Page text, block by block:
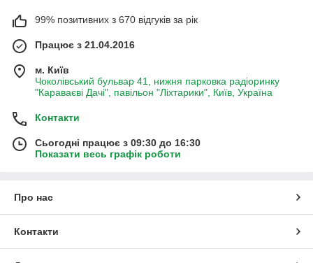
99% позитивних з 670 відгуків за рік
Працює з 21.04.2016
м. Київ
Чоколівський бульвар 41, нижня парковка радіоринку
"Караваєві Дачі", павільон "Ліхтарики", Київ, Україна
Контакти
Сьогодні працює з 09:30 до 16:30
Показати весь графік роботи
Про нас
Контакти